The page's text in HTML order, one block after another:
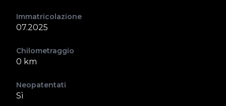
Immatricolazione
07.2025
Chilometraggio
0 km
Neopatentati
Sì